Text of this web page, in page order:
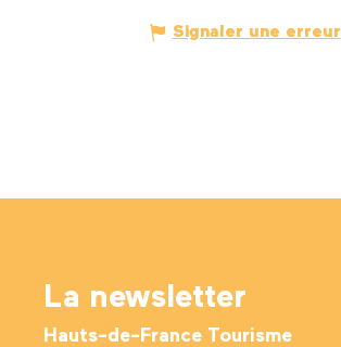
Signaler une erreur
La newsletter
Hauts-de-France Tourisme